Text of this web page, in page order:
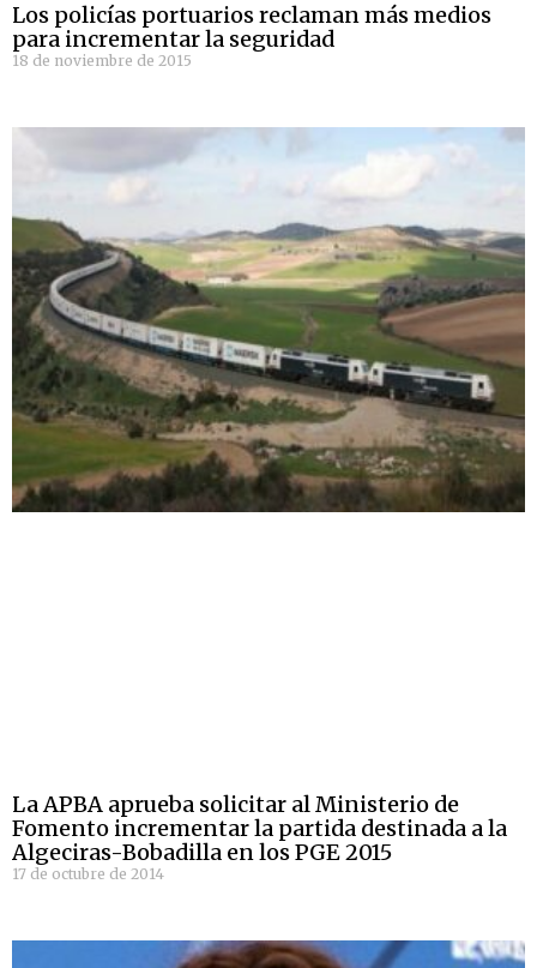
Los policías portuarios reclaman más medios
para incrementar la seguridad
18 de noviembre de 2015
La APBA aprueba solicitar al Ministerio de
Fomento incrementar la partida destinada a la
Algeciras-Bobadilla en los PGE 2015
17 de octubre de 2014